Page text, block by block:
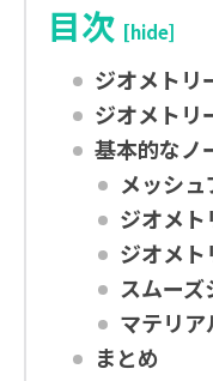
目次 [hide]
ジオメトリ
ジオメトリ
基本的なノ
メッシ
ジオメ
ジオメト
スムーズ
マテリア
まとめ